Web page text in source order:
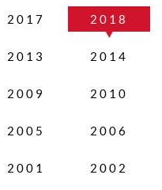
2018
2017
2014
2013
2010
2009
2006
2005
2002
2001